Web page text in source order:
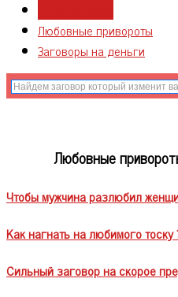
Любовные привороты
Заговоры на деньги
Любовные
Чтобы мужчина разлюбил
Как нагнать на любимого тоску
Сильный заговор на скорое